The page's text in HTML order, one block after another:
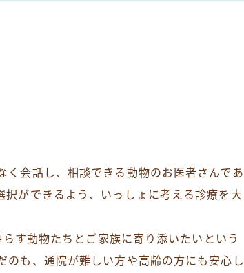
会話し、相談できる動物のお医者さんであ
ができるよう、いっしょに考える診療を大
す動物たちとご家族に寄り添いたいという
も、通院が難しい方や高齢の方にも安心し